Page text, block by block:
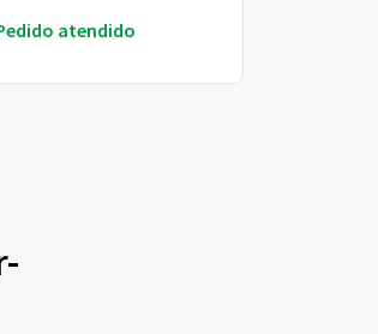
preci...
atendido